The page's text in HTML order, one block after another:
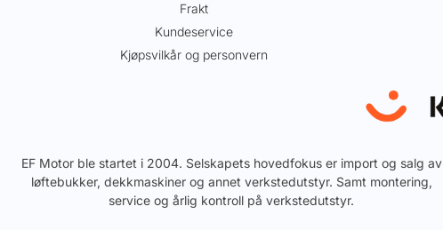
Frakt
Kundeservice
Kjøpsvilkår og personvern
EF Motor ble startet i 2004. Selskapets hovedfokus er import og salg av
løftebukker, dekkmaskiner og annet verkstedutstyr. Samt montering,
service og årlig kontroll på verkstedutstyr.